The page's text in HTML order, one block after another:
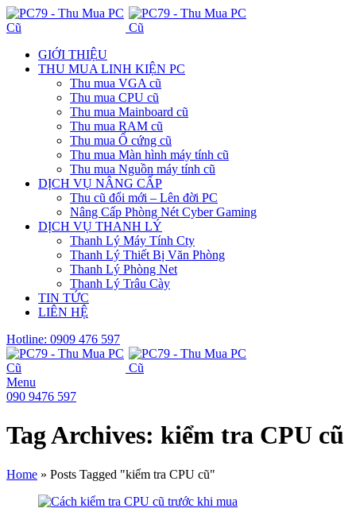
GIỚI THIỆU
THU MUA LINH KIỆN PC
Thu mua VGA cũ
Thu mua CPU cũ
Thu mua Mainboard cũ
Thu mua RAM cũ
Thu mua Ổ cứng cũ
Thu mua Màn hình máy tính cũ
Thu mua Nguồn máy tính cũ
DỊCH VỤ NÂNG CẤP
Thu cũ đổi mới – Lên đời PC
Nâng Cấp Phòng Nét Cyber Gaming
DỊCH VỤ THANH LÝ
Thanh Lý Máy Tính Cty
Thanh Lý Thiết Bị Văn Phòng
Thanh Lý Phòng Net
Thanh Lý Trâu Cày
TIN TỨC
LIÊN HỆ
Hotline: 0909 476 597
Menu
090 9476 597
Tag Archives: kiểm tra CPU cũ
Home » Posts Tagged "kiểm tra CPU cũ"